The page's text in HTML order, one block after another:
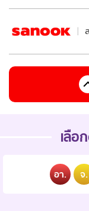
เลือ
อา. จ.